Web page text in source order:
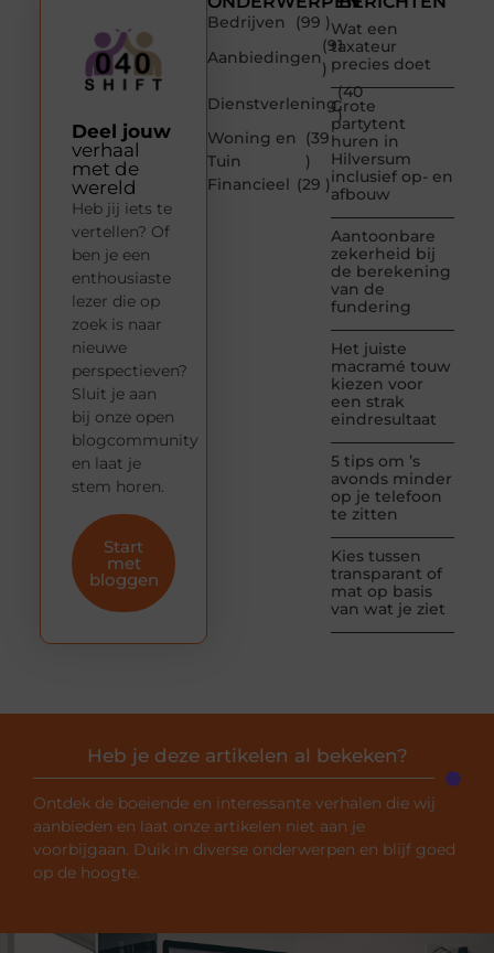
Bedrijven
(99 )
Aanbiedingen
(91
)
Dienstverlening
(40
)
Woning en
Tuin
(39
)
Financieel (29 )
Wat een
taxateur
precies doet
Grote
partytent
huren in
Hilversum
inclusief op- en
afbouw
Aantoonbare
zekerheid bij
de berekening
van de
fundering
Het juiste
macramé touw
kiezen voor
een strak
eindresultaat
5 tips om ’s
avonds minder
op je telefoon
te zitten
Kies tussen
transparant of
mat op basis
van wat je ziet
Deel jouw
verhaal
met de
wereld
Heb jij iets te
vertellen? Of
ben je een
enthousiaste
lezer die op
zoek is naar
nieuwe
perspectieven?
Sluit je aan
bij onze open
blogcommunity
en laat je
stem horen.
Start
met
bloggen
Heb je deze artikelen al bekeken?
Ontdek de boeiende en interessante verhalen die wij
aanbieden en laat onze artikelen niet aan je
voorbijgaan. Duik in diverse onderwerpen en blijf goed
op de hoogte.